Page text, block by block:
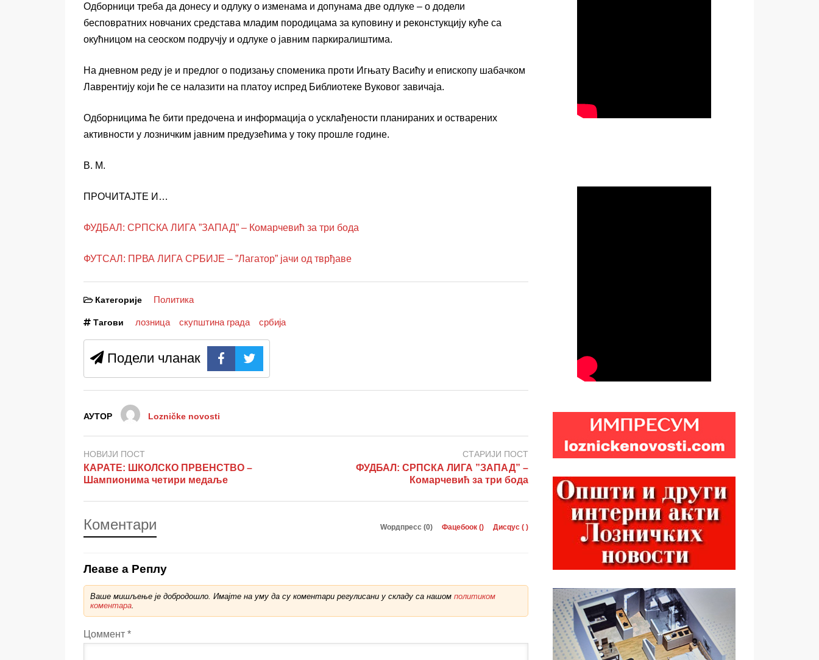
Одборници треба да донесу и одлуку о изменама и допунама две одлуке – о додели
бесповратних новчаних средстава младим породицама за куповину и реконстукцију куће са
окућницом на сеоском подручју и одлуке о јавним паркиралиштима.
На дневном реду је и предлог о подизању споменика проти Игњату Васићу и епископу шабачком
Лаврентију који ће се налазити на платоу испред Библиотеке Вуковог завичаја.
Одборницима ће бити предочена и информација о усклађености планираних и остварених
активности у лозничким јавним предузећима у току прошле године.
В. М.
ПРОЧИТАЈТЕ И…
ФУДБАЛ: СРПСКА ЛИГА ”ЗАПАД” – Комарчевић за три бода
ФУТСАЛ: ПРВА ЛИГА СРБИЈЕ – ”Лагатор” јачи од тврђаве
Категорије Политика
Тагови лозница скупштина града србија
Подели чланак
АУТОР Lozničke novosti
НОВИЈИ ПОСТ
КАРАТЕ: ШКОЛСКО ПРВЕНСТВО –
Шампионима четири медаље
СТАРИЈИ ПОСТ
ФУДБАЛ: СРПСКА ЛИГА ”ЗАПАД” –
Комарчевић за три бода
Коментари Wордпресс (0) Фацебоок () Дисqус ( )
Леаве а Реплy
Ваше мишљење је добродошло. Имајте на уму да су коментари регулисани у складу са нашом политиком
коментара
Цоммент *